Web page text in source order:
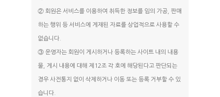
② 회원은 서비스를 이용하여 취득한 정보를 임의 가공, 판매
하는 행위 등 서비스에 게재된 자료를 상업적으로 사용할 수
없습니다.
③ 운영자는 회원이 게시하거나 등록하는 사이트 내의 내용
물, 게시 내용에 대해 제12조 각 호에 해당된다고 판단되는
경우 사전통지 없이 삭제하거나 이동 또는 등록 거부할 수 있
습니다.